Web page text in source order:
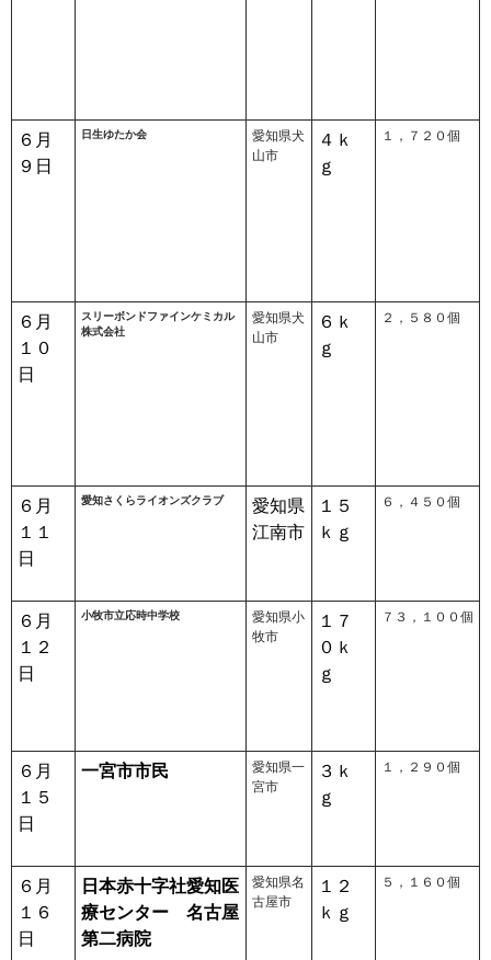
６月
９日
日生ゆたか会
愛知県犬
山市
４ｋ
ｇ
１，７２０個
６月
１０
日
スリーボンドファインケミカル
株式会社
愛知県犬
山市
６ｋ
ｇ
２，５８０個
６月
１１
日
愛知さくらライオンズクラブ
愛知県
江南市
１５
ｋｇ
６，４５０個
６月
１２
日
小牧市立応時中学校
愛知県小
牧市
１７
０ｋ
ｇ
７３，１００個
６月
１５
日
一宮市市民
愛知県一
宮市
３ｋ
ｇ
１，２９０個
６月
１６
日
日本赤十字社愛知医
療センター 名古屋
第二病院
愛知県名
古屋市
１２
ｋｇ
５，１６０個